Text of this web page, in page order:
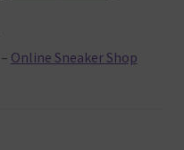
– Online Sneaker Shop